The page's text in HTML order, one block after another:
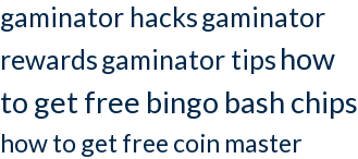
gaminator hacksgaminator
rewardsgaminator tips how
to get free bingo bash chips
how to get free coin master